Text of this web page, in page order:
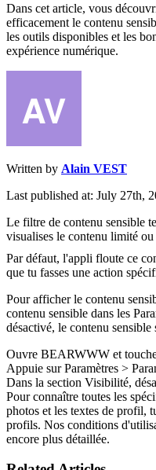
Dans cet article, vous
efficacement le contenu
les outils disponibles et les
expérience numérique.
Written by Alain VEST
Last published at: July 27th,
Le filtre de contenu sensible
visualises le contenu limité
Par défaut, l'appli floute ce
que tu fasses une action
Pour afficher le contenu
contenu sensible dans les
désactivé, le contenu
Ouvre BEARWWW et
Appuie sur Paramètres >
Dans la section Visibilité,
Pour connaître toutes les
photos et les textes de profil,
profils. Nos conditions
encore plus détaillée.